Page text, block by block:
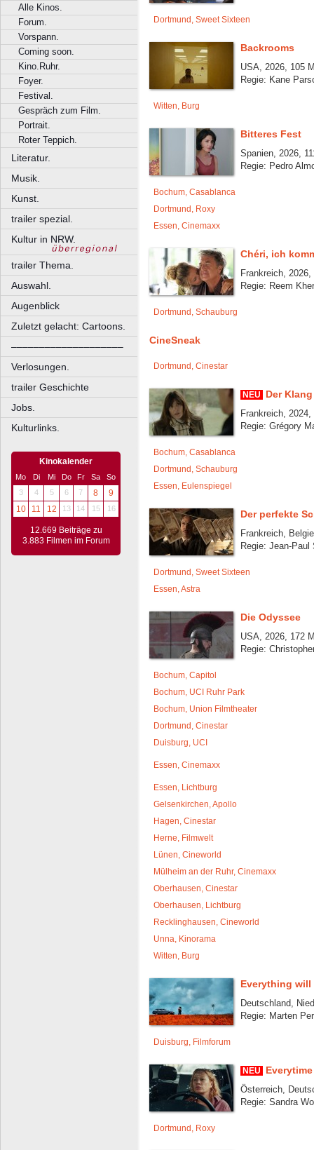
Alle Kinos.
Forum.
Vorspann.
Coming soon.
Kino.Ruhr.
Foyer.
Festival.
Gespräch zum Film.
Portrait.
Roter Teppich.
Literatur.
Musik.
Kunst.
trailer spezial.
Kultur in NRW.
trailer Thema.
Auswahl.
Augenblick
Zuletzt gelacht: Cartoons.
––––––––––––––––––––
Verlosungen.
trailer Geschichte
Jobs.
Kulturlinks.
Kinokalender
Mo Di Mi Do Fr Sa
So
3
4 5 6 7 8
9
10
11 12 13 14 15 16
12.669 Beiträge zu
3.883 Filmen im Forum
Dortmund, Sweet Sixteen
Backrooms
USA, 2026, 105
Regie: Kane
Witten, Burg
Bitteres Fest
Spanien, 2026,
Regie: Pedro
Bochum, Casablanca
Dortmund, Roxy
Essen, Cinemaxx
Chéri, ich
Frankreich,
Regie: Reem
Dortmund, Schauburg
CineSneak
Dortmund, Cinestar
NEU Der
Frankreich,
Regie: Grégory
Bochum, Casablanca
Dortmund, Schauburg
Essen, Eulenspiegel
Der perfekte
Frankreich,
Regie: Jean-Paul
Dortmund, Sweet Sixteen
Essen, Astra
Die Odyssee
USA, 2026, 172
Regie:
Bochum, Capitol
Bochum, UCI Ruhr Park
Bochum, Union Filmtheater
Dortmund, Cinestar
Duisburg, UCI
Essen, Cinemaxx
Essen, Lichtburg
Gelsenkirchen, Apollo
Hagen, Cinestar
Herne, Filmwelt
Lünen, Cineworld
Mülheim an der Ruhr, Cinemaxx
Oberhausen, Cinestar
Oberhausen, Lichtburg
Recklinghausen, Cineworld
Unna, Kinorama
Witten, Burg
Everything will
Deutschland,
Regie: Marten
Duisburg, Filmforum
NEU Everytime
Österreich,
Regie: Sandra
Dortmund, Roxy